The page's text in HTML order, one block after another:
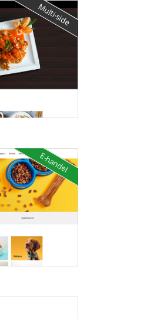
Multi-side
E-handel